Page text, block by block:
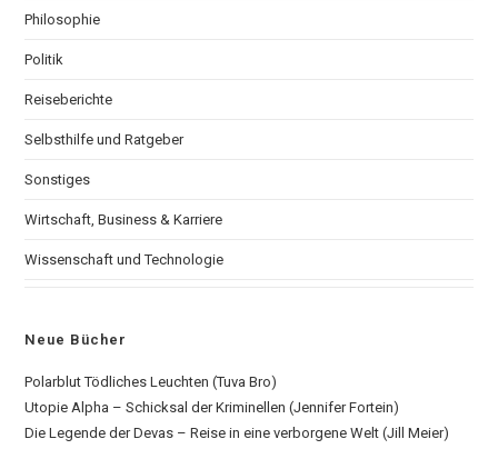
Philosophie
Politik
Reiseberichte
Selbsthilfe und Ratgeber
Sonstiges
Wirtschaft, Business & Karriere
Wissenschaft und Technologie
Neue Bücher
Polarblut Tödliches Leuchten (Tuva Bro)
Utopie Alpha – Schicksal der Kriminellen (Jennifer Fortein)
Die Legende der Devas – Reise in eine verborgene Welt (Jill Meier)